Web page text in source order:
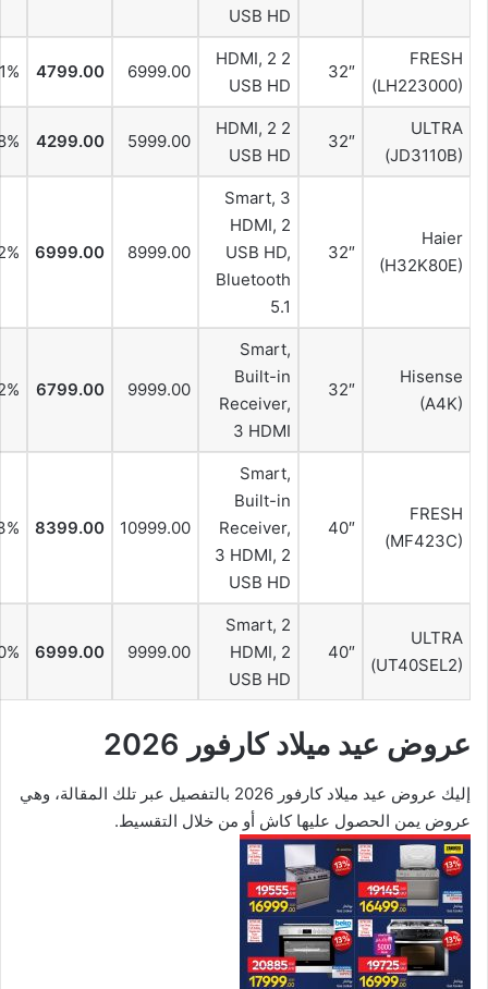
USB HD
FRESH
(LH223000)
32″
2 HDMI, 2
USB HD
6999.00
4799.00
ULTRA
(JD3110B)
32″
2 HDMI, 2
USB HD
5999.00
4299.00
Haier
(H32K80E)
32″
Smart, 3
HDMI, 2
USB HD,
Bluetooth
5.1
8999.00
6999.00
Hisense
(A4K)
32″
Smart,
Built-in
Receiver,
3 HDMI
9999.00
6799.00
FRESH
(MF423C)
40″
Smart,
Built-in
Receiver,
3 HDMI, 2
USB HD
10999.00
8399.00
ULTRA
(UT40SEL2)
40″
Smart, 2
HDMI, 2
USB HD
9999.00
6999.00
عروض عيد ميلاد كارفور 2026
إليك عروض عيد ميلاد كارفور 2026 بالتفصيل عبر تلك المقالة، وهي
عروض يمن الحصول عليها كاش أو من خلال التقسيط.